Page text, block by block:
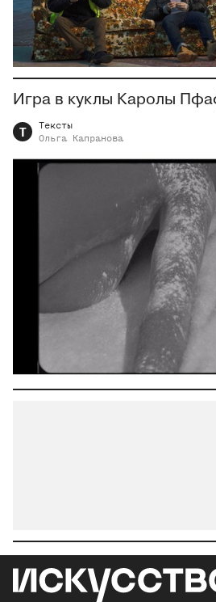
Игра в куклы Каролы
Т
Тексты
Ольга
Капранова